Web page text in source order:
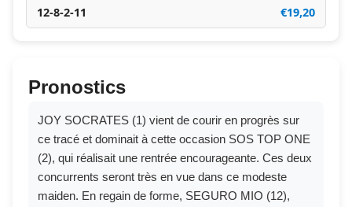
12-8-2-11 €19,20
Pronostics
JOY SOCRATES (1) vient de courir en progrès sur
ce tracé et dominait à cette occasion SOS TOP ONE
(2), qui réalisait une rentrée encourageante. Ces deux
concurrents seront très en vue dans ce modeste
maiden. En regain de forme, SEGURO MIO (12),